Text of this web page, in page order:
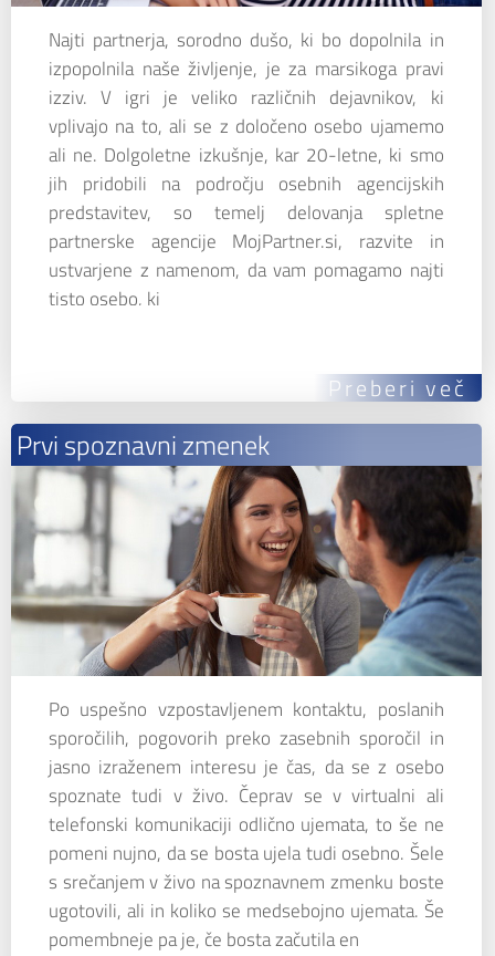
Najti partnerja, sorodno dušo, ki bo dopolnila in
izpopolnila naše življenje, je za marsikoga pravi
izziv. V igri je veliko različnih dejavnikov, ki
vplivajo na to, ali se z določeno osebo ujamemo
ali ne. Dolgoletne izkušnje, kar 20-letne, ki smo
jih pridobili na področju osebnih agencijskih
predstavitev, so temelj delovanja spletne
partnerske agencije MojPartner.si, razvite in
ustvarjene z namenom, da vam pomagamo najti
tisto osebo, ki
Preberi več
Prvi spoznavni zmenek
Po uspešno vzpostavljenem kontaktu, poslanih
sporočilih, pogovorih preko zasebnih sporočil in
jasno izraženem interesu je čas, da se z osebo
spoznate tudi v živo. Čeprav se v virtualni ali
telefonski komunikaciji odlično ujemata, to še ne
pomeni nujno, da se bosta ujela tudi osebno. Šele
s srečanjem v živo na spoznavnem zmenku boste
ugotovili, ali in koliko se medsebojno ujemata. Še
pomembneje pa je, če bosta začutila en